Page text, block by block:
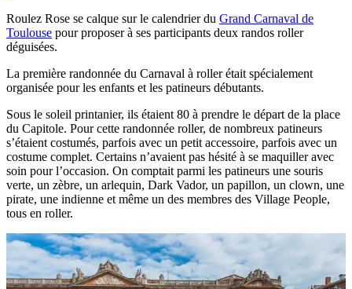
Roulez Rose se calque sur le calendrier du Grand Carnaval de
Toulouse pour proposer à ses participants deux randos roller
déguisées.
La première randonnée du Carnaval à roller était spécialement
organisée pour les enfants et les patineurs débutants.
Sous le soleil printanier, ils étaient 80 à prendre le départ de la place
du Capitole. Pour cette randonnée roller, de nombreux patineurs
s’étaient costumés, parfois avec un petit accessoire, parfois avec un
costume complet. Certains n’avaient pas hésité à se maquiller avec
soin pour l’occasion. On comptait parmi les patineurs une souris
verte, un zèbre, un arlequin, Dark Vador, un papillon, un clown, une
pirate, une indienne et même un des membres des Village People,
tous en roller.